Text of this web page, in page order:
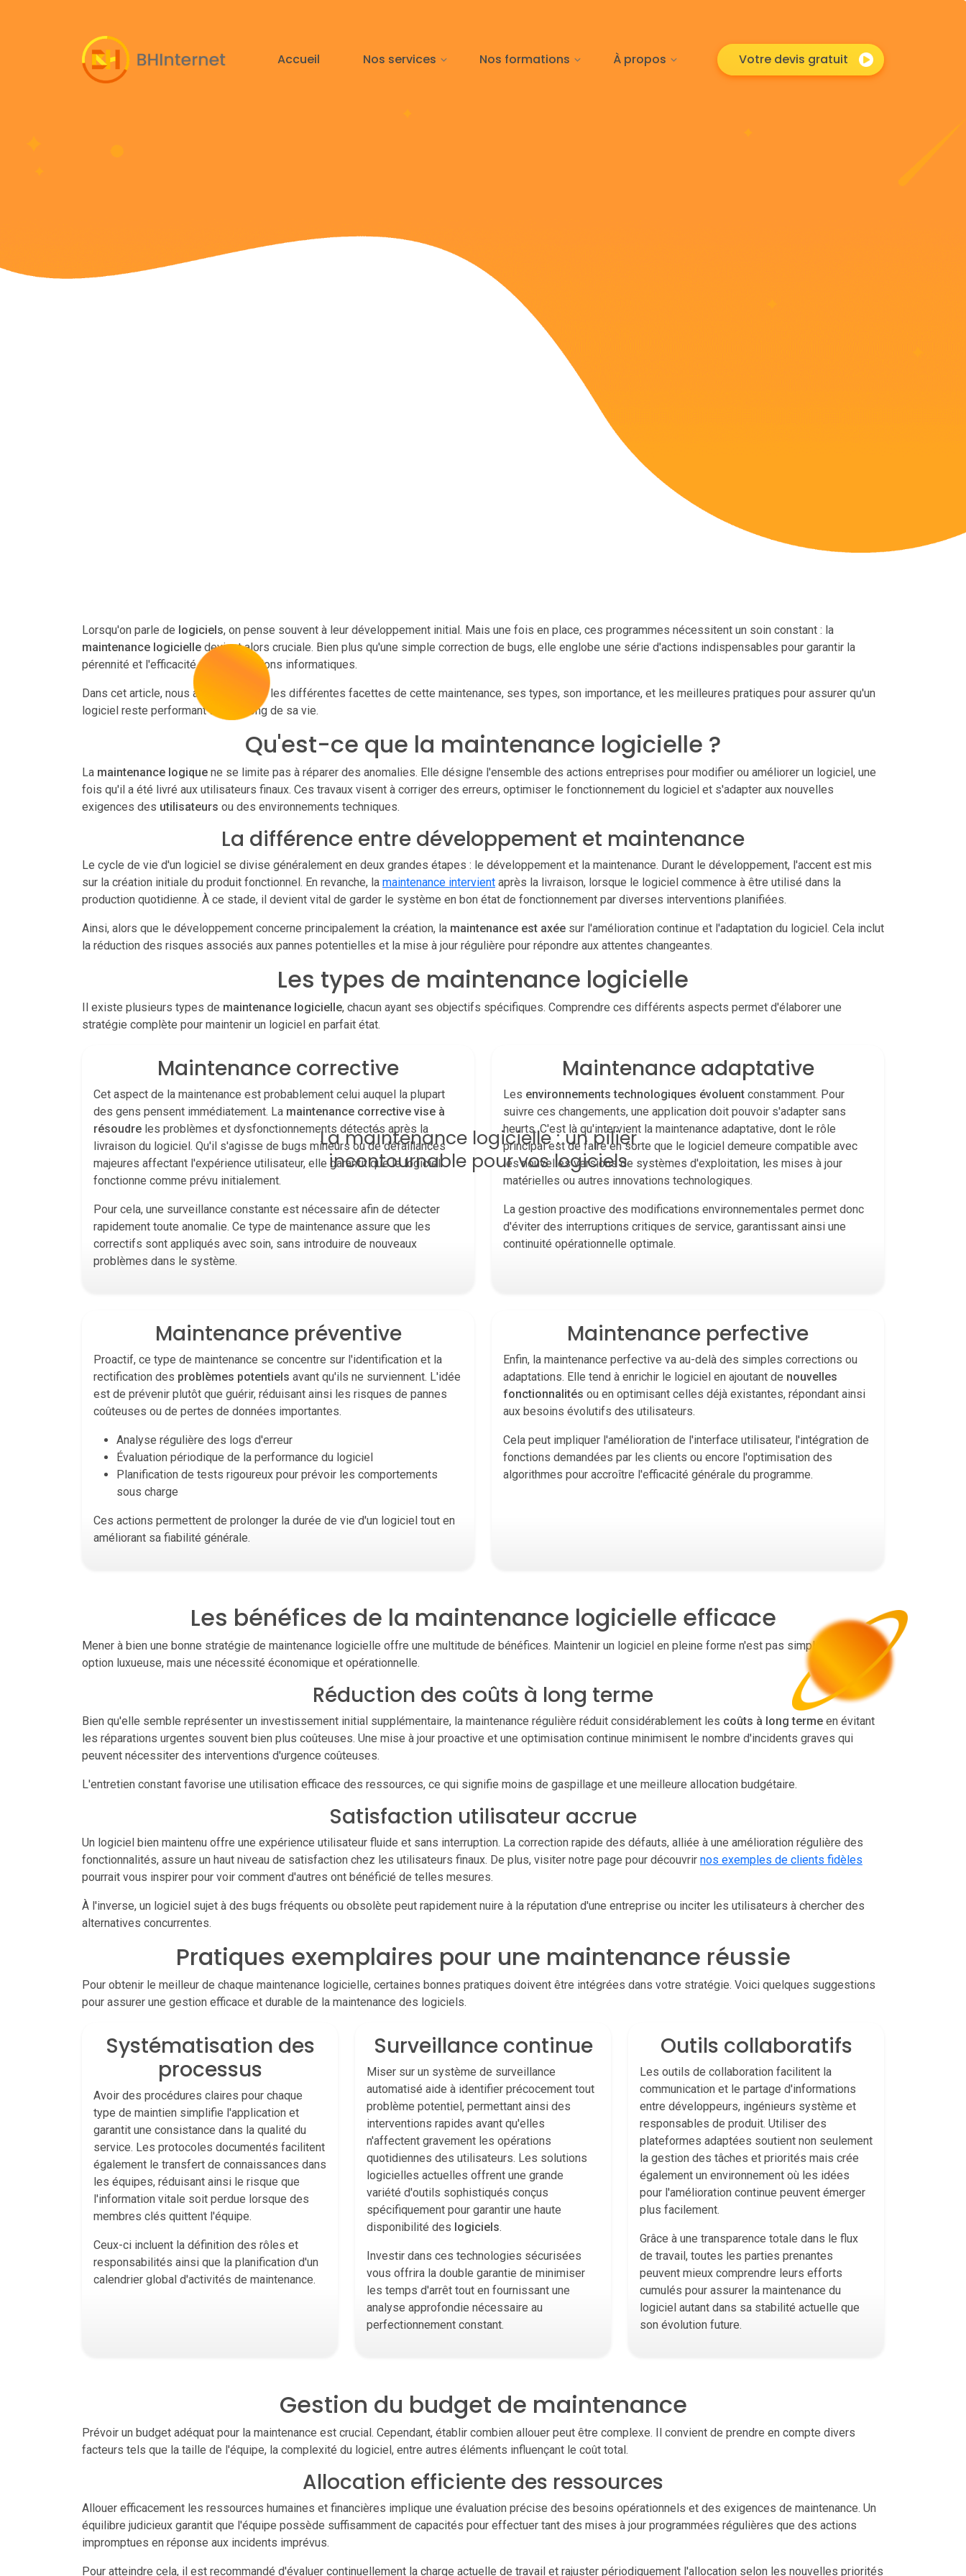
Accueil Nos services Nos formations À propos Votre devis gratuit
La maintenance logicielle : un pilier
incontournable pour vos logiciels
Lorsqu'on parle de logiciels, on pense souvent à leur développement initial. Mais une fois en place, ces programmes nécessitent un soin constant : la
maintenance logicielle devient alors cruciale. Bien plus qu'une simple correction de bugs, elle englobe une série d'actions indispensables pour garantir la
pérennité et l'efficacité des applications informatiques.
Dans cet article, nous allons explorer les différentes facettes de cette maintenance, ses types, son importance, et les meilleures pratiques pour assurer qu'un
logiciel reste performant tout au long de sa vie.
Qu'est-ce que la maintenance logicielle ?
La maintenance logique ne se limite pas à réparer des anomalies. Elle désigne l'ensemble des actions entreprises pour modifier ou améliorer un logiciel, une
fois qu'il a été livré aux utilisateurs finaux. Ces travaux visent à corriger des erreurs, optimiser le fonctionnement du logiciel et s'adapter aux nouvelles
exigences des utilisateurs ou des environnements techniques.
La différence entre développement et maintenance
Le cycle de vie d'un logiciel se divise généralement en deux grandes étapes : le développement et la maintenance. Durant le développement, l'accent est mis
sur la création initiale du produit fonctionnel. En revanche, la maintenance intervient après la livraison, lorsque le logiciel commence à être utilisé dans la
production quotidienne. À ce stade, il devient vital de garder le système en bon état de fonctionnement par diverses interventions planifiées.
Ainsi, alors que le développement concerne principalement la création, la maintenance est axée sur l'amélioration continue et l'adaptation du logiciel. Cela inclut
la réduction des risques associés aux pannes potentielles et la mise à jour régulière pour répondre aux attentes changeantes.
Les types de maintenance logicielle
Il existe plusieurs types de maintenance logicielle, chacun ayant ses objectifs spécifiques. Comprendre ces différents aspects permet d'élaborer une
stratégie complète pour maintenir un logiciel en parfait état.
Maintenance corrective
Cet aspect de la maintenance est probablement celui auquel la plupart
des gens pensent immédiatement. La maintenance corrective vise à
résoudre les problèmes et dysfonctionnements détectés après la
livraison du logiciel. Qu'il s'agisse de bugs mineurs ou de défaillances
majeures affectant l'expérience utilisateur, elle garantit que le logiciel
fonctionne comme prévu initialement.
Pour cela, une surveillance constante est nécessaire afin de détecter
rapidement toute anomalie. Ce type de maintenance assure que les
correctifs sont appliqués avec soin, sans introduire de nouveaux
problèmes dans le système.
Maintenance adaptative
Les environnements technologiques évoluent constamment. Pour
suivre ces changements, une application doit pouvoir s'adapter sans
heurts. C'est là qu'intervient la maintenance adaptative, dont le rôle
principal est de faire en sorte que le logiciel demeure compatible avec
les nouvelles versions de systèmes d'exploitation, les mises à jour
matérielles ou autres innovations technologiques.
La gestion proactive des modifications environnementales permet donc
d'éviter des interruptions critiques de service, garantissant ainsi une
continuité opérationnelle optimale.
Maintenance préventive
Proactif, ce type de maintenance se concentre sur l'identification et la
rectification des problèmes potentiels avant qu'ils ne surviennent. L'idée
est de prévenir plutôt que guérir, réduisant ainsi les risques de pannes
coûteuses ou de pertes de données importantes.
Analyse régulière des logs d'erreur
Évaluation périodique de la performance du logiciel
Planification de tests rigoureux pour prévoir les comportements
sous charge
Ces actions permettent de prolonger la durée de vie d'un logiciel tout en
améliorant sa fiabilité générale.
Maintenance perfective
Enfin, la maintenance perfective va au-delà des simples corrections ou
adaptations. Elle tend à enrichir le logiciel en ajoutant de nouvelles
fonctionnalités ou en optimisant celles déjà existantes, répondant ainsi
aux besoins évolutifs des utilisateurs.
Cela peut impliquer l'amélioration de l'interface utilisateur, l'intégration de
fonctions demandées par les clients ou encore l'optimisation des
algorithmes pour accroître l'efficacité générale du programme.
Les bénéfices de la maintenance logicielle efficace
Mener à bien une bonne stratégie de maintenance logicielle offre une multitude de bénéfices. Maintenir un logiciel en pleine forme n'est pas simplement une
option luxueuse, mais une nécessité économique et opérationnelle.
Réduction des coûts à long terme
Bien qu'elle semble représenter un investissement initial supplémentaire, la maintenance régulière réduit considérablement les coûts à long terme en évitant
les réparations urgentes souvent bien plus coûteuses. Une mise à jour proactive et une optimisation continue minimisent le nombre d'incidents graves qui
peuvent nécessiter des interventions d'urgence coûteuses.
L'entretien constant favorise une utilisation efficace des ressources, ce qui signifie moins de gaspillage et une meilleure allocation budgétaire.
Satisfaction utilisateur accrue
Un logiciel bien maintenu offre une expérience utilisateur fluide et sans interruption. La correction rapide des défauts, alliée à une amélioration régulière des
fonctionnalités, assure un haut niveau de satisfaction chez les utilisateurs finaux. De plus, visiter notre page pour découvrir nos exemples de clients fidèles
pourrait vous inspirer pour voir comment d'autres ont bénéficié de telles mesures.
À l'inverse, un logiciel sujet à des bugs fréquents ou obsolète peut rapidement nuire à la réputation d'une entreprise ou inciter les utilisateurs à chercher des
alternatives concurrentes.
Pratiques exemplaires pour une maintenance réussie
Pour obtenir le meilleur de chaque maintenance logicielle, certaines bonnes pratiques doivent être intégrées dans votre stratégie. Voici quelques suggestions
pour assurer une gestion efficace et durable de la maintenance des logiciels.
Systématisation des
processus
Avoir des procédures claires pour chaque
type de maintien simplifie l'application et
garantit une consistance dans la qualité du
service. Les protocoles documentés facilitent
également le transfert de connaissances dans
les équipes, réduisant ainsi le risque que
l'information vitale soit perdue lorsque des
membres clés quittent l'équipe.
Ceux-ci incluent la définition des rôles et
responsabilités ainsi que la planification d'un
calendrier global d'activités de maintenance.
Surveillance continue
Miser sur un système de surveillance
automatisé aide à identifier précocement tout
problème potentiel, permettant ainsi des
interventions rapides avant qu'elles
n'affectent gravement les opérations
quotidiennes des utilisateurs. Les solutions
logicielles actuelles offrent une grande
variété d'outils sophistiqués conçus
spécifiquement pour garantir une haute
disponibilité des logiciels.
Investir dans ces technologies sécurisées
vous offrira la double garantie de minimiser
les temps d'arrêt tout en fournissant une
analyse approfondie nécessaire au
perfectionnement constant.
Outils collaboratifs
Les outils de collaboration facilitent la
communication et le partage d'informations
entre développeurs, ingénieurs système et
responsables de produit. Utiliser des
plateformes adaptées soutient non seulement
la gestion des tâches et priorités mais crée
également un environnement où les idées
pour l'amélioration continue peuvent émerger
plus facilement.
Grâce à une transparence totale dans le flux
de travail, toutes les parties prenantes
peuvent mieux comprendre leurs efforts
cumulés pour assurer la maintenance du
logiciel autant dans sa stabilité actuelle que
son évolution future.
Gestion du budget de maintenance
Prévoir un budget adéquat pour la maintenance est crucial. Cependant, établir combien allouer peut être complexe. Il convient de prendre en compte divers
facteurs tels que la taille de l'équipe, la complexité du logiciel, entre autres éléments influençant le coût total.
Allocation efficiente des ressources
Allouer efficacement les ressources humaines et financières implique une évaluation précise des besoins opérationnels et des exigences de maintenance. Un
équilibre judicieux garantit que l'équipe possède suffisamment de capacités pour effectuer tant des mises à jour programmées régulières que des actions
impromptues en réponse aux incidents imprévus.
Pour atteindre cela, il est recommandé d'évaluer continuellement la charge actuelle de travail et rajuster périodiquement l'allocation selon les nouvelles priorités